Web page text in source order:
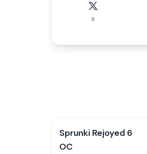
X
Sprunki Rejoyed 6
OC